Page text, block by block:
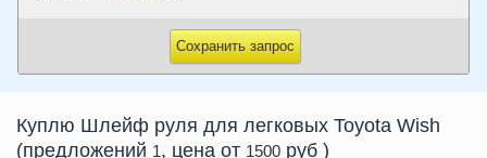
Сохранить запрос
Куплю Шлейф руля для легковых Toyota Wish
(предложений 1, цена от 1500 руб )